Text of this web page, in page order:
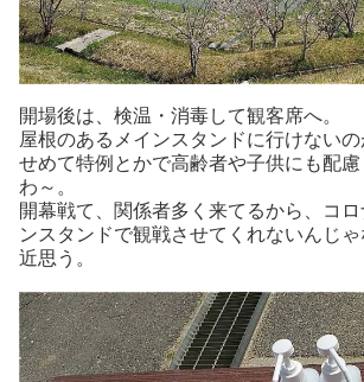
開場後は、検温・消毒して観客席へ。
屋根のあるメインスタンドに行けないの
せめて特例とかで高齢者や子供にも配
わ～。
開幕戦て、関係者多く来てるから、コ
ンスタンドで観戦させてくれないんじ
近思う。